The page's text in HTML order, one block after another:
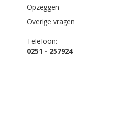
Opzeggen
Overige vragen
Telefoon:
0251 - 257924